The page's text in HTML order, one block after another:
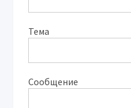
Тема
Сообщение